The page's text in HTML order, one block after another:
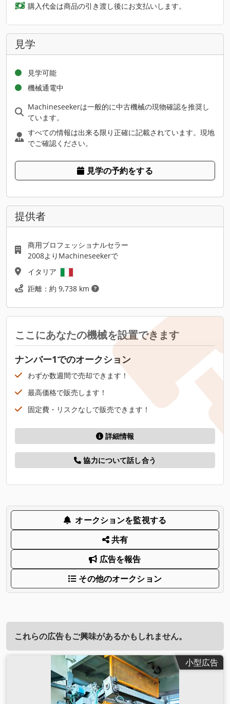
購入代金は商品の引き渡し後にお支払いします。
見学
見学可能
機械通電中
Machineseekerは一般的に中古機械の現物確認を推奨し
ています。
すべての情報は出来る限り正確に記載されています。現地
でご確認ください。
見学の予約をする
提供者
商用プロフェッショナルセラー
2008よりMachineseekerで
イタリア
距離：約 9,738 km
ここにあなたの機械を設置できます
ナンバー1でのオークション
わずか数週間で売却できます！
最高価格で販売します！
固定費・リスクなしで販売できます！
詳細情報
協力について話し合う
オークションを監視する
共有
広告を報告
その他のオークション
これらの広告もご興味があるかもしれません。
小型広告